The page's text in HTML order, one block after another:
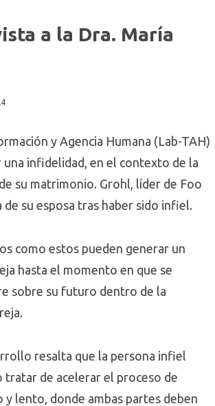
a la Dra. María
y Agencia Humana (Lab-TAH)
infidelidad, en el contexto de la
su matrimonio. Grohl, líder de Foo
su esposa tras haber sido infiel.
como estos pueden generar un
hasta el momento en que se
sobre su futuro dentro de la
resalta que la persona infiel
tratar de acelerar el proceso de
lento, donde ambas partes deben